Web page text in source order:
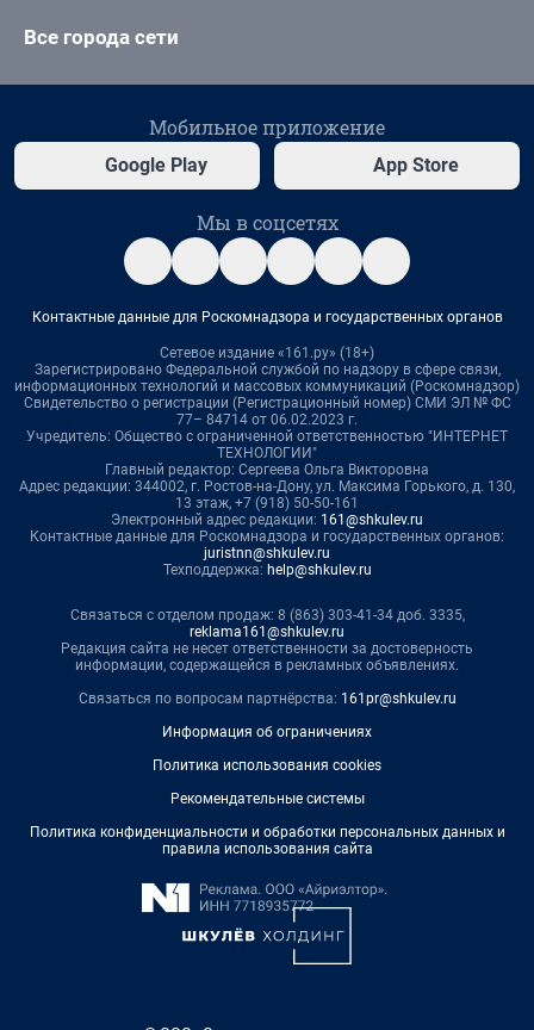
Все города сети
Мобильное приложение
Google Play App Store
Мы в соцсетях
Контактные данные для Роскомнадзора и государственных органов
Сетевое издание «161.ру» (18+)
Зарегистрировано Федеральной службой по надзору в сфере связи,
информационных технологий и массовых коммуникаций (Роскомнадзор)
Свидетельство о регистрации (Регистрационный номер) СМИ ЭЛ № ФС
77– 84714 от 06.02.2023 г.
Учредитель: Общество с ограниченной ответственностью "ИНТЕРНЕТ
ТЕХНОЛОГИИ"
Главный редактор: Сергеева Ольга Викторовна
Адрес редакции: 344002, г. Ростов-на-Дону, ул. Максима Горького, д. 130,
13 этаж, +7 (918) 50-50-161
Электронный адрес редакции: 161@shkulev.ru
Контактные данные для Роскомнадзора и государственных органов:
juristnn@shkulev.ru
Техподдержка: help@shkulev.ru
Связаться с отделом продаж: 8 (863) 303-41-34 доб. 3335,
reklama161@shkulev.ru
Редакция сайта не несет ответственности за достоверность
информации, содержащейся в рекламных объявлениях.
Связаться по вопросам партнёрства: 161pr@shkulev.ru
Информация об ограничениях
Политика использования cookies
Рекомендательные системы
Политика конфиденциальности и обработки персональных данных и
правила использования сайта